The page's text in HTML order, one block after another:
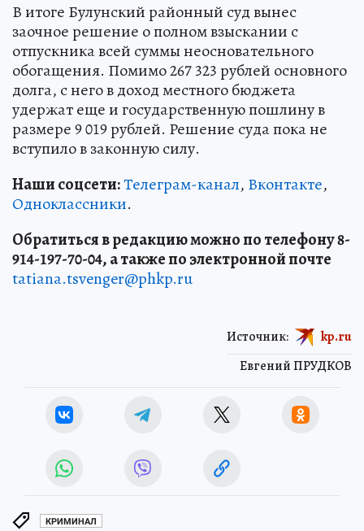
В итоге Булунский районный суд вынес
заочное решение о полном взыскании с
отпускника всей суммы неосновательного
обогащения. Помимо 267 323 рублей основного
долга, с него в доход местного бюджета
удержат еще и государственную пошлину в
размере 9 019 рублей. Решение суда пока не
вступило в законную силу.
Наши соцсети:Телеграм-канал, Вконтакте,
Одноклассники.
Обратиться в редакцию можно по телефону 8-
914-197-70-04, а также по электронной почте
tatiana.tsvenger@phkp.ru
Евгений ПРУДКОВ
Источник: kp.ru
КРИМИНАЛ